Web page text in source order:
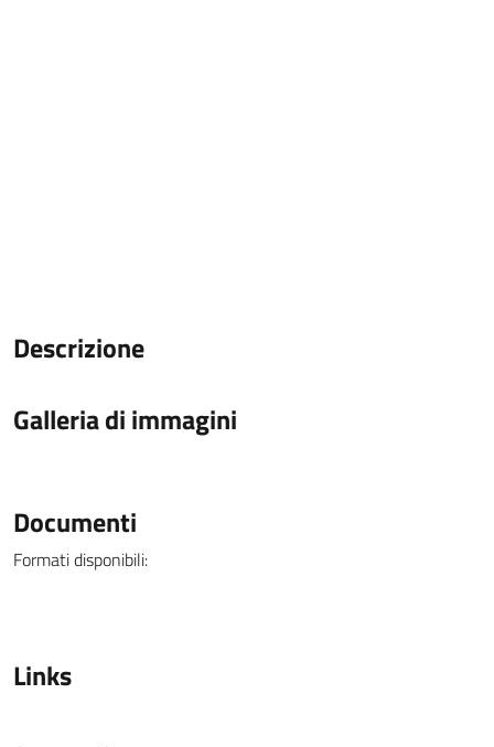
Descrizione
Galleria di immagini
Documenti
Formati disponibili:
Links